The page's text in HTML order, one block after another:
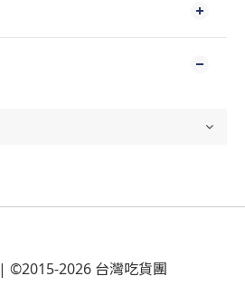
| ©2015-2026 台灣吃貨團